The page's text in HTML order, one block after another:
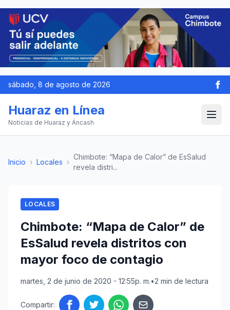
sábado, 8 de agosto de 2026
Huaraz en Línea
Noticias de Huaraz y Áncash
Inicio › Locales ›
Chimbote: “Mapa de Calor” de EsSalud
revela distri...
LOCALES
Chimbote: “Mapa de Calor” de
EsSalud revela distritos con
mayor foco de contagio
martes, 2 de junio de 2020 - 12:55p. m.•2 min de lectura
Compartir: